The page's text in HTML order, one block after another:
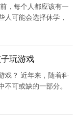
，每个人都应该有一
人可能会选择休学，
玩游戏
戏？ 近年来，随着科
可或缺的一部分。